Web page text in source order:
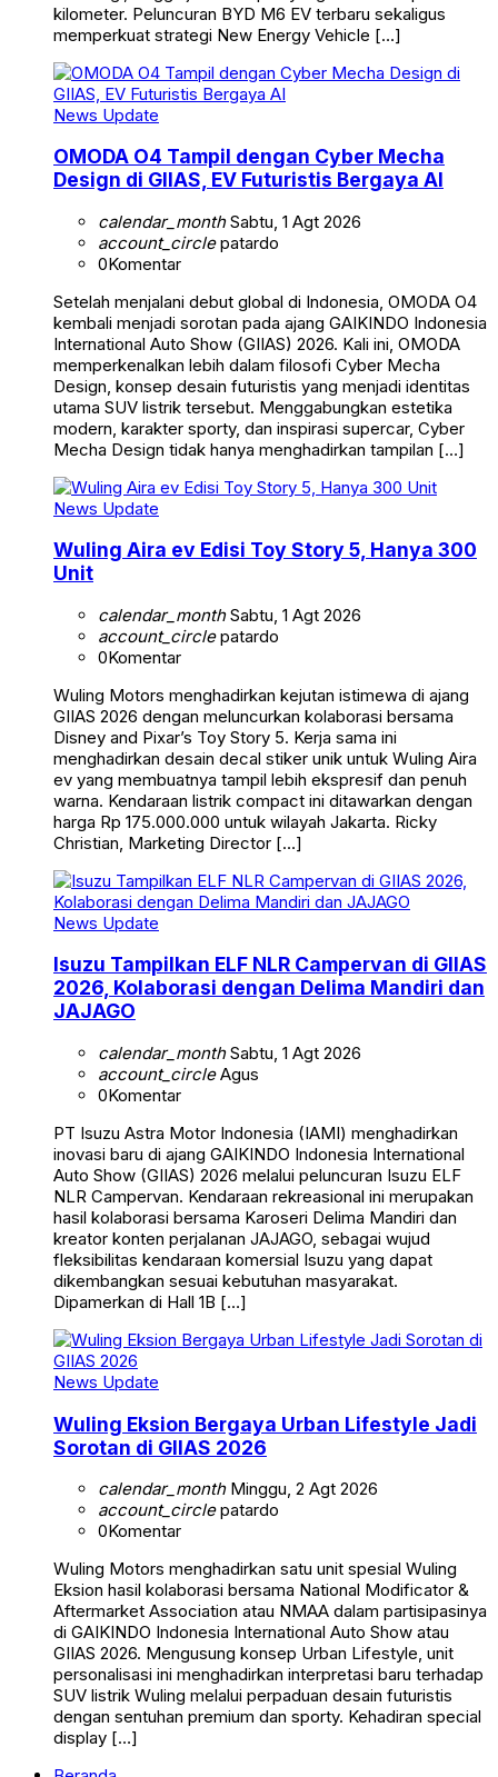
kilometer. Peluncuran BYD M6 EV terbaru sekaligus
memperkuat strategi New Energy Vehicle […]
News Update
OMODA O4 Tampil dengan Cyber Mecha
Design di GIIAS, EV Futuristis Bergaya AI
calendar_monthSabtu, 1 Agt 2026
account_circlepatardo
0Komentar
Setelah menjalani debut global di Indonesia, OMODA O4
kembali menjadi sorotan pada ajang GAIKINDO Indonesia
International Auto Show (GIIAS) 2026. Kali ini, OMODA
memperkenalkan lebih dalam filosofi Cyber Mecha
Design, konsep desain futuristis yang menjadi identitas
utama SUV listrik tersebut. Menggabungkan estetika
modern, karakter sporty, dan inspirasi supercar, Cyber
Mecha Design tidak hanya menghadirkan tampilan […]
News Update
Wuling Aira ev Edisi Toy Story 5, Hanya 300
Unit
calendar_monthSabtu, 1 Agt 2026
account_circlepatardo
0Komentar
Wuling Motors menghadirkan kejutan istimewa di ajang
GIIAS 2026 dengan meluncurkan kolaborasi bersama
Disney and Pixar’s Toy Story 5. Kerja sama ini
menghadirkan desain decal stiker unik untuk Wuling Aira
ev yang membuatnya tampil lebih ekspresif dan penuh
warna. Kendaraan listrik compact ini ditawarkan dengan
harga Rp 175.000.000 untuk wilayah Jakarta. Ricky
Christian, Marketing Director […]
News Update
Isuzu Tampilkan ELF NLR Campervan di GIIAS
2026, Kolaborasi dengan Delima Mandiri dan
JAJAGO
calendar_monthSabtu, 1 Agt 2026
account_circleAgus
0Komentar
PT Isuzu Astra Motor Indonesia (IAMI) menghadirkan
inovasi baru di ajang GAIKINDO Indonesia International
Auto Show (GIIAS) 2026 melalui peluncuran Isuzu ELF
NLR Campervan. Kendaraan rekreasional ini merupakan
hasil kolaborasi bersama Karoseri Delima Mandiri dan
kreator konten perjalanan JAJAGO, sebagai wujud
fleksibilitas kendaraan komersial Isuzu yang dapat
dikembangkan sesuai kebutuhan masyarakat.
Dipamerkan di Hall 1B […]
News Update
Wuling Eksion Bergaya Urban Lifestyle Jadi
Sorotan di GIIAS 2026
calendar_monthMinggu, 2 Agt 2026
account_circlepatardo
0Komentar
Wuling Motors menghadirkan satu unit spesial Wuling
Eksion hasil kolaborasi bersama National Modificator &
Aftermarket Association atau NMAA dalam partisipasinya
di GAIKINDO Indonesia International Auto Show atau
GIIAS 2026. Mengusung konsep Urban Lifestyle, unit
personalisasi ini menghadirkan interpretasi baru terhadap
SUV listrik Wuling melalui perpaduan desain futuristis
dengan sentuhan premium dan sporty. Kehadiran special
display […]